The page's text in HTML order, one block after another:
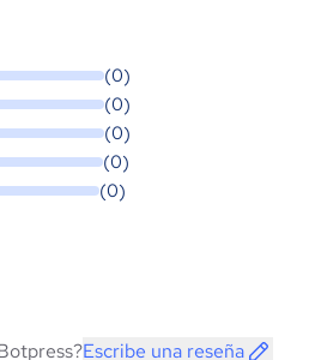
(0)
(0)
(0)
(0)
(0)
Escribe una reseña